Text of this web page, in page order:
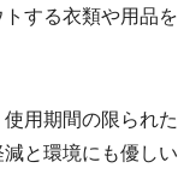
する衣類や用品を
用期間の限られた
と環境にも優しい